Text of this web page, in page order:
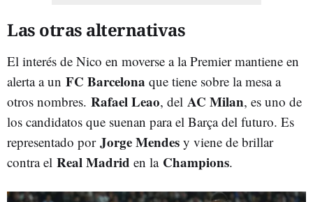
Las otras alternativas
El interés de Nico en moverse a la Premier mantiene en
alerta a un FC Barcelona que tiene sobre la mesa a
otros nombres. Rafael Leao, del AC Milan, es uno de
los candidatos que suenan para el Barça del futuro. Es
representado por Jorge Mendes y viene de brillar
contra el Real Madrid en la Champions.